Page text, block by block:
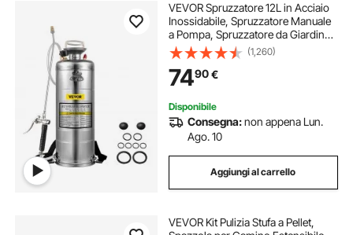
VEVOR Spruzzatore 12L in Acciaio
Inossidabile, Spruzzatore Manuale
a Pompa, Spruzzatore da Giardino
Rinforzato a Pressione da 3,3
Pollici, Spruzzatore per
Giardinaggio Domestico e Pulizia
del Terreno
(1,260)
7490€
Disponibile
Consegna:non appena Lun.
Ago. 10
Aggiungi al carrello
VEVOR Kit Pulizia Stufa a Pellet,